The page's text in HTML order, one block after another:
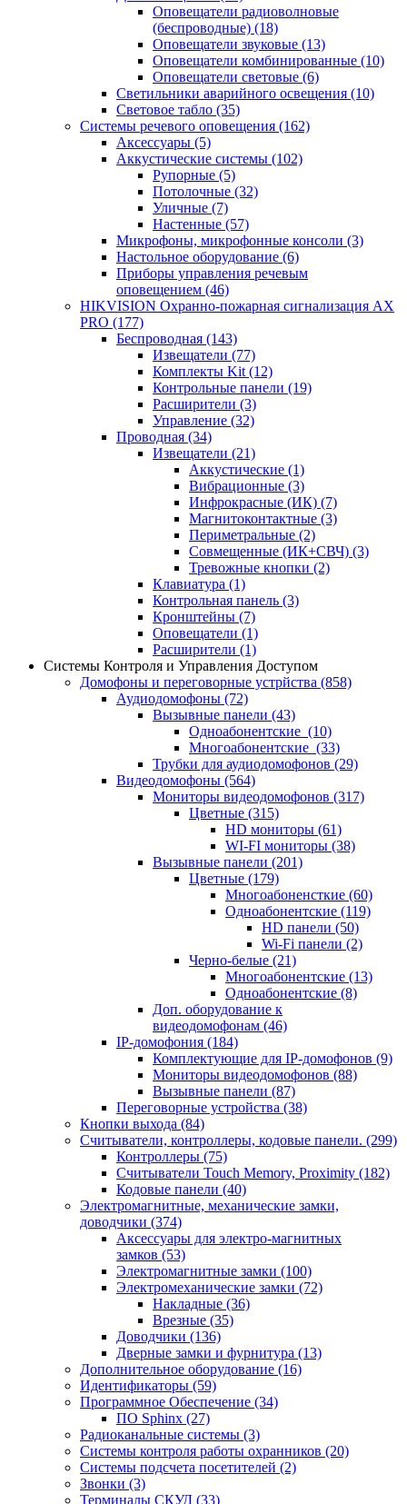
Оповещатели радиоволновые
(беспроводные) (18)
Оповещатели звуковые (13)
Оповещатели комбинированные (10)
Оповещатели световые (6)
Светильники аварийного освещения (10)
Световое табло (35)
Системы речевого оповещения (162)
Аксессуары (5)
Аккустические системы (102)
Рупорные (5)
Потолочные (32)
Уличные (7)
Настенные (57)
Микрофоны, микрофонные консоли (3)
Настольное оборудование (6)
Приборы управления речевым
оповещением (46)
HIKVISION Охранно-пожарная сигнализация AX
PRO (177)
Беспроводная (143)
Извещатели (77)
Комплекты Kit (12)
Контрольные панели (19)
Расширители (3)
Управление (32)
Проводная (34)
Извещатели (21)
Аккустические (1)
Вибрационные (3)
Инфрокрасные (ИК) (7)
Магнитоконтактные (3)
Периметральные (2)
Совмещенные (ИК+СВЧ) (3)
Тревожные кнопки (2)
Клавиатура (1)
Контрольная панель (3)
Кронштейны (7)
Оповещатели (1)
Расширители (1)
Системы Контроля и Управления Доступом
Домофоны и переговорные устрйства (858)
Аудиодомофоны (72)
Вызывные панели (43)
Одноабонентские (10)
Многоабонентские (33)
Трубки для аудиодомофонов (29)
Видеодомофоны (564)
Мониторы видеодомофонов (317)
Цветные (315)
HD мониторы (61)
WI-FI мониторы (38)
Вызывные панели (201)
Цветные (179)
Многоабоненсткие (60)
Одноабонентские (119)
HD панели (50)
Wi-Fi панели (2)
Черно-белые (21)
Многоабонентские (13)
Одноабонентские (8)
Доп. оборудование к
видеодомофонам (46)
IP-домофония (184)
Комплектующие для IP-домофонов (9)
Мониторы видеодомофонов (88)
Вызывные панели (87)
Переговорные устройства (38)
Кнопки выхода (84)
Считыватели, контроллеры, кодовые панели. (299)
Контроллеры (75)
Считыватели Touch Memory, Proximity (182)
Кодовые панели (40)
Электромагнитные, механические замки,
доводчики (374)
Аксессуары для электро-магнитных
замков (53)
Электромагнитные замки (100)
Электромеханические замки (72)
Накладные (36)
Врезные (35)
Доводчики (136)
Дверные замки и фурнитура (13)
Дополнительное оборудование (16)
Идентификаторы (59)
Программное Обеспечение (34)
ПО Sphinx (27)
Радиоканальные системы (3)
Системы контроля работы охранников (20)
Системы подсчета посетителей (2)
Звонки (3)
Терминалы СКУД (33)